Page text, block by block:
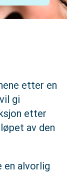
etter en
gi
etter
av den
en alvorlig